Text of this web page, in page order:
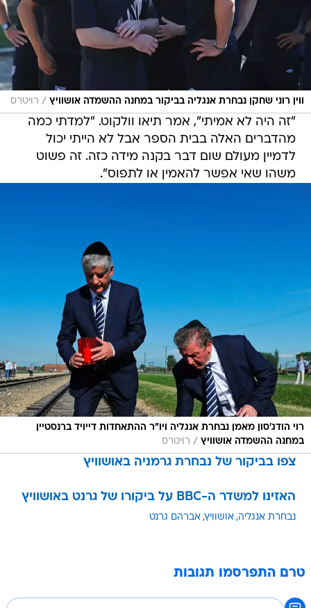
ווין רוני שחקן נבחרת אנגליה בביקור במחנה ההשמדה אושוויץ / רויטרס
"זה היה לא אמיתי", אמר תיאו וולקוט. "למדתי כמה
מהדברים האלה בבית הספר אבל לא הייתי יכול
לדמיין מעולם שום דבר בקנה מידה כזה. זה פשוט
משהו שאי אפשר להאמין או לתפוס".
רוי הודג'סון מאמן נבחרת אנגליה ויו"ר ההתאחדות דייויד ברנסטיין
במחנה ההשמדה אושוויץ / רויטרס
צפו בביקור של נבחרת גרמניה באושוויץ
האזינו למשדר ה-BBC על ביקורו של גרנט באושוויץ
נבחרת אנגליה אושוויץ אברהם גרנט
טרם התפרסמו תגובות